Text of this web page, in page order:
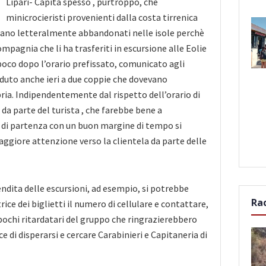
minicrocieristi provenienti dalla costa tirrenica
letteralmente abbandonati nelle isole perchè
che li ha trasferiti in escursione alle Eolie
dopo l’orario prefissato, comunicato agli
anche ieri a due coppie che dovevano
Indipendentemente dal rispetto dell’orario di
parte del turista , che farebbe bene a
partenza con un buon margine di tempo si
attenzione verso la clientela da parte delle
delle escursioni, ad esempio, si potrebbe
dei biglietti il numero di cellulare e contattare,
ritardatari del gruppo che ringrazierebbero
di disperarsi e cercare Carabinieri e Capitaneria di